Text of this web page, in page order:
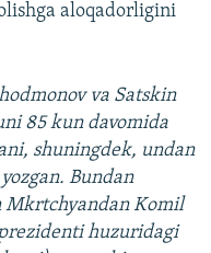
aloqadorligini
va Satskin
85 kun davomida
shuningdek, undan
Bundan
Mkrtchyandan Komil
huzuridagi